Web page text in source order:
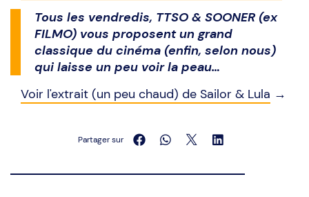
Tous les vendredis, TTSO & SOONER (ex
FILMO) vous proposent un grand
classique du cinéma (enfin, selon nous)
qui laisse un peu voir la peau…
Voir l'extrait (un peu chaud) de Sailor & Lula →
Partager sur